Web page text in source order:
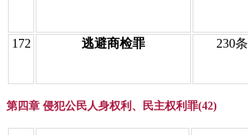
172 逃避商检罪 230条
第四章 侵犯公民人身权利、民主权利罪(42)